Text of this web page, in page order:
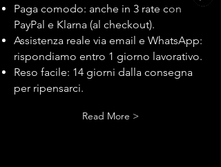
Paga comodo: anche in 3 rate con
PayPal e Klarna (al checkout).
Assistenza reale via email e WhatsApp:
rispondiamo entro 1 giorno lavorativo.
Reso facile: 14 giorni dalla consegna
per ripensarci.
Read More >